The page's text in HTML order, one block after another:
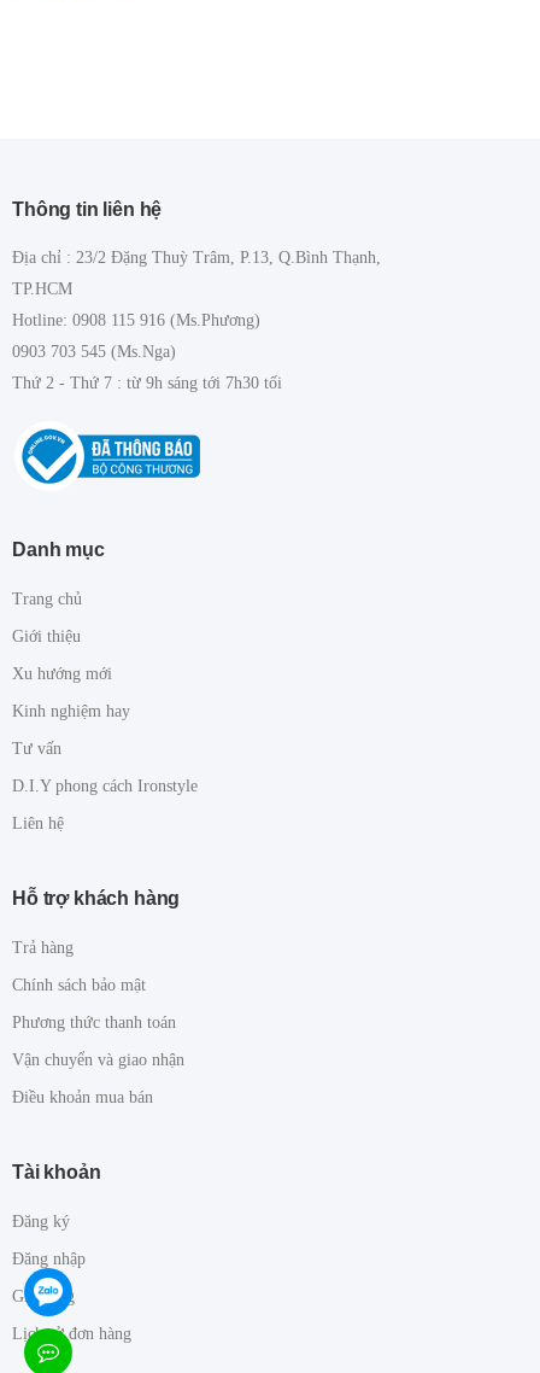
Thông tin liên hệ
Địa chỉ : 23/2 Đặng Thuỳ Trâm, P.13, Q.Bình Thạnh,
TP.HCM
Hotline: 0908 115 916 (Ms.Phương)
0903 703 545 (Ms.Nga)
Thứ 2 - Thứ 7 : từ 9h sáng tới 7h30 tối
Danh mục
Trang chủ
Giới thiệu
Xu hướng mới
Kinh nghiệm hay
Tư vấn
D.I.Y phong cách Ironstyle
Liên hệ
Hỗ trợ khách hàng
Trả hàng
Chính sách bảo mật
Phương thức thanh toán
Vận chuyển và giao nhận
Điều khoản mua bán
Tài khoản
Đăng ký
Đăng nhập
Giỏ hàng
Lịch sử đơn hàng